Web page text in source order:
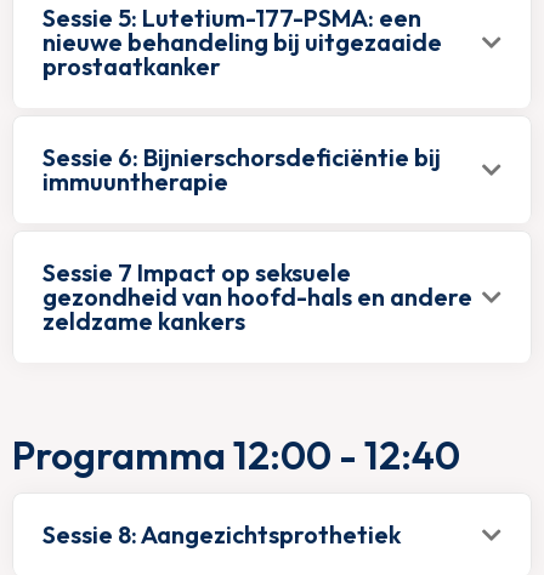
Sessie 5: Lutetium-177-PSMA: een
nieuwe behandeling bij uitgezaaide
prostaatkanker
Sessie 6: Bijnierschorsdeficiëntie bij
immuuntherapie
Sessie 7 Impact op seksuele
gezondheid van hoofd-hals en andere
zeldzame kankers
Programma 12:00 - 12:40
Sessie 8: Aangezichtsprothetiek